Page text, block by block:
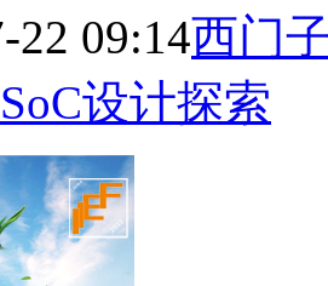
22 09:14西门
设计探索